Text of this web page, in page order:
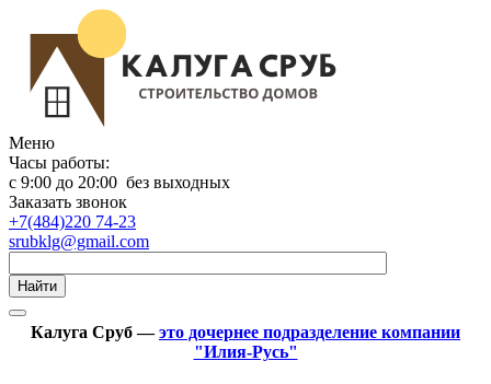
Меню
Часы работы:
с 9:00 до 20:00 без выходных
Заказать звонок
+7(484)220 74-23
srubklg@gmail.com
Найти
Калуга Сруб —это дочернее подразделение компании
"Илия-Русь"